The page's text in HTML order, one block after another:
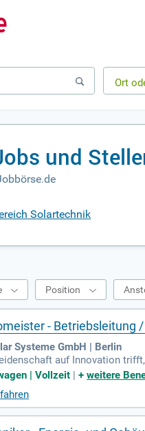
und
Solartechnik
Position
- Betriebsleitung
Systeme GmbH | Berlin
auf Innovation
und zugänglich.
und umsetzt. Nutze deine
zu deinem Beitrag
| Vollzeit |+weitere